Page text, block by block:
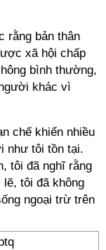
rằng bản thân
xã hội chấp
bình thường,
khác vì
chế khiến nhiều
như tôi tồn tại.
tôi đã nghĩ rằng
tôi đã không
ngoại trừ trên